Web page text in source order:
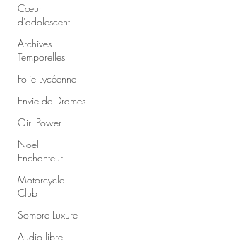
Cœur
d'adolescent
Archives
Temporelles
Folie Lycéenne
Envie de Drames
Girl Power
Noël
Enchanteur
Motorcycle
Club
Sombre Luxure
Audio libre